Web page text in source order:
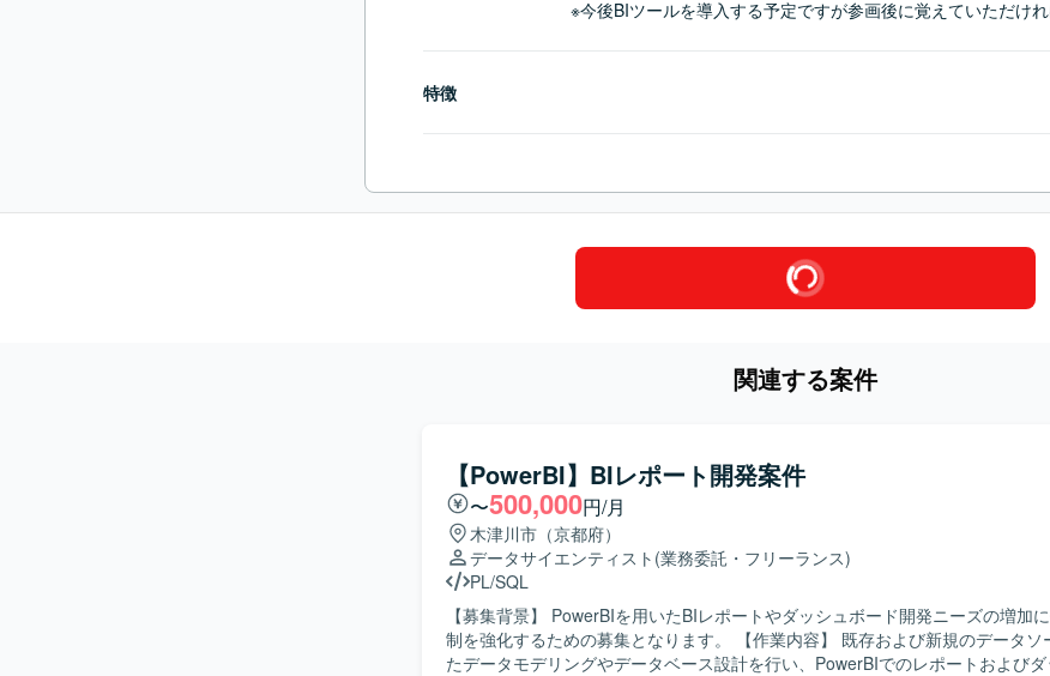
※今後BIツールを導入する予定ですが参画後に覚えていただけ
特徴
関連する案件
【PowerBI】BIレポート開発案件
〜500,000円/月
木津川市（京都府）
データサイエンティスト (業務委託・フリーランス)
PL/SQL
【募集背景】 PowerBIを用いたBIレポートやダッシュボード開発ニーズの増加
制を強化するための募集となります。 【作業内容】 既存および新規のデータソースを対象とし
たデータモデリングやデータベース設計を行い、PowerBIでのレポートおよび